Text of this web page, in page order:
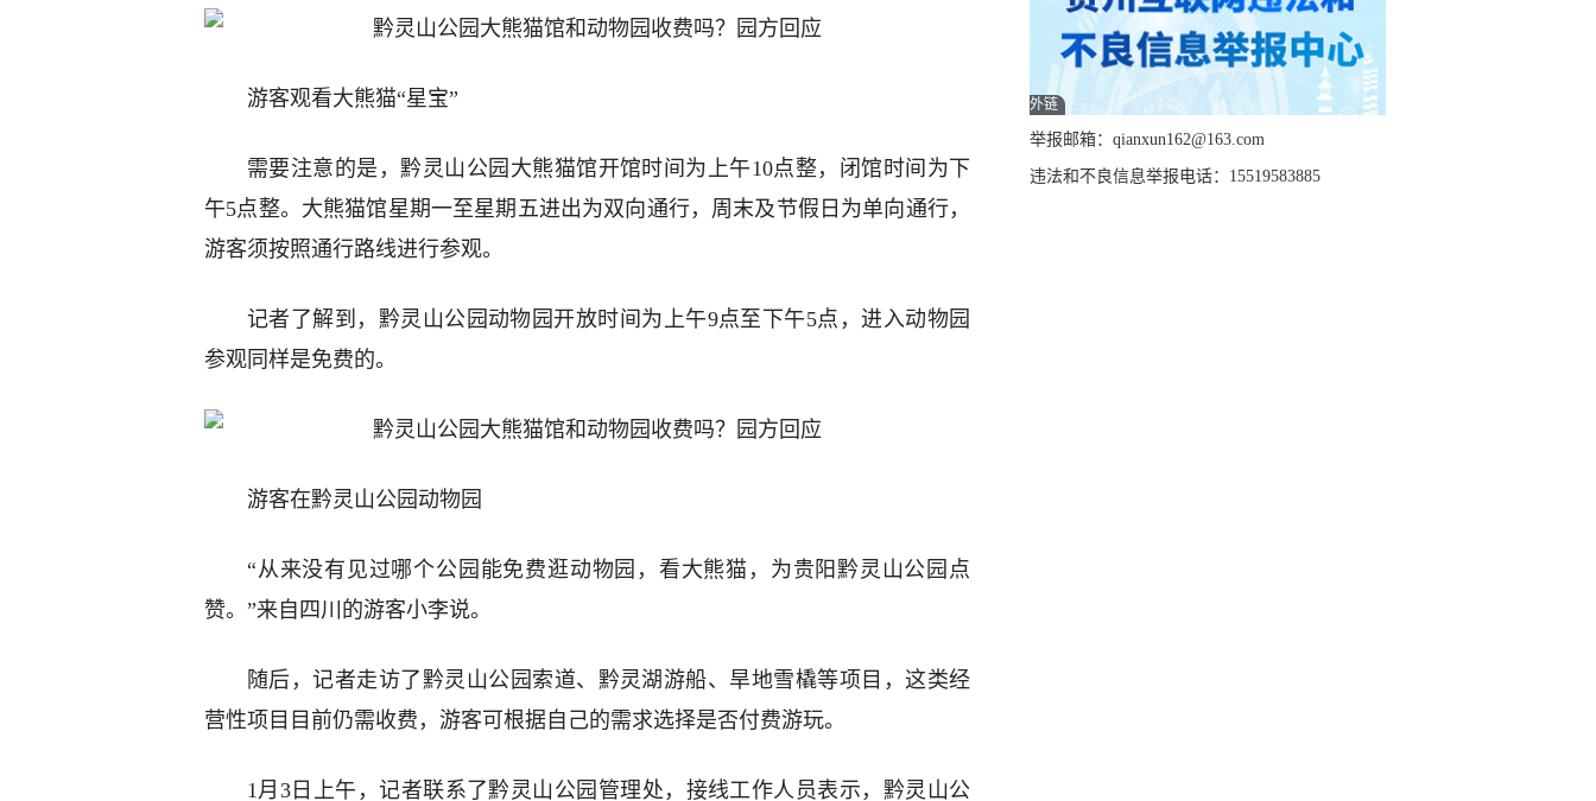
游客观看大熊猫“星宝”
需要注意的是，黔灵山公园大熊猫馆开馆时间为上午10点整，闭馆时间为下
午5点整。大熊猫馆星期一至星期五进出为双向通行，周末及节假日为单向通行，
游客须按照通行路线进行参观。
记者了解到，黔灵山公园动物园开放时间为上午9点至下午5点，进入动物园
参观同样是免费的。
游客在黔灵山公园动物园
“从来没有见过哪个公园能免费逛动物园，看大熊猫，为贵阳黔灵山公园点
赞。”来自四川的游客小李说。
随后，记者走访了黔灵山公园索道、黔灵湖游船、旱地雪橇等项目，这类经
营性项目目前仍需收费，游客可根据自己的需求选择是否付费游玩。
1月3日上午，记者联系了黔灵山公园管理处，接线工作人员表示，黔灵山公
外链
举报邮箱：qianxun162@163.com
违法和不良信息举报电话：15519583885